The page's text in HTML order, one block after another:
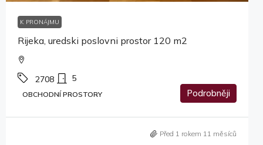
K PRONÁJMU
Rijeka, uredski poslovni prostor 120 m2
2708 5
OBCHODNÍ PROSTORY Podrobněji
Před 1 rokem 11 měsíců